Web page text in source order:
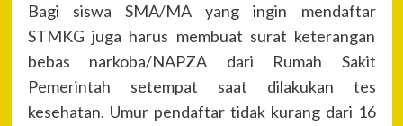
Bagi siswa SMA/MA yang ingin mendaftar
STMKG juga harus membuat surat keterangan
bebas narkoba/NAPZA dari Rumah Sakit
Pemerintah setempat saat dilakukan tes
kesehatan. Umur pendaftar tidak kurang dari 16